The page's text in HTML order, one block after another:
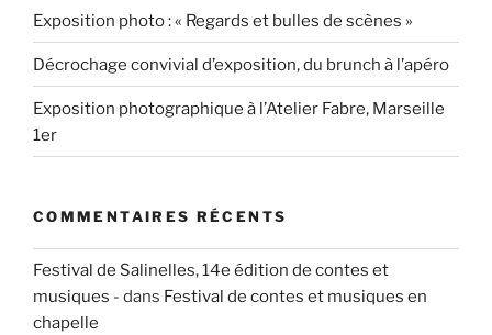
Exposition photo : « Regards et bulles de scènes »
Décrochage convivial d’exposition, du brunch à l’apéro
Exposition photographique à l’Atelier Fabre, Marseille
1er
COMMENTAIRES RÉCENTS
Festival de Salinelles, 14e édition de contes et
musiques - dans Festival de contes et musiques en
chapelle